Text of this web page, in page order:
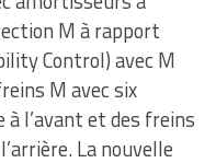
M à rapport
Control) avec M
M avec six
l’avant et des freins
La nouvelle